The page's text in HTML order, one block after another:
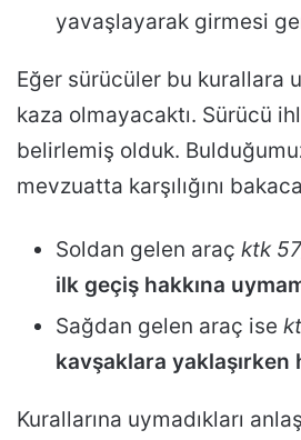
yavaşlayarak girmesi
Eğer sürücüler bu kurallara
kaza olmayacaktı. Sürücü
belirlemiş olduk.
mevzuatta karşılığını
Soldan gelen araç ktk
ilk geçiş hakkına
Sağdan gelen araç ise
kavşaklara yaklaşırken
Kurallarına uymadıkları